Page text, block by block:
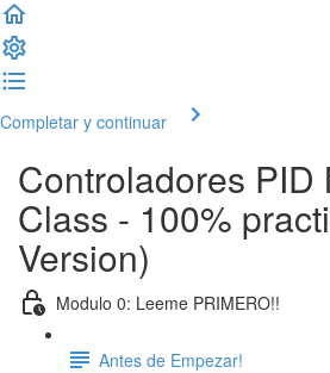
Completar y continuar
Controladores PID
Class - 100%
Version)
Modulo 0: Leeme PRIMERO!!
Antes de Empezar!